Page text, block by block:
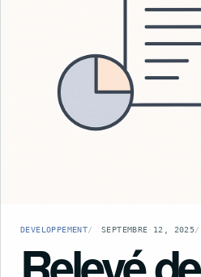
DEVELOPPEMENT SEPTEMBRE 12, 2025